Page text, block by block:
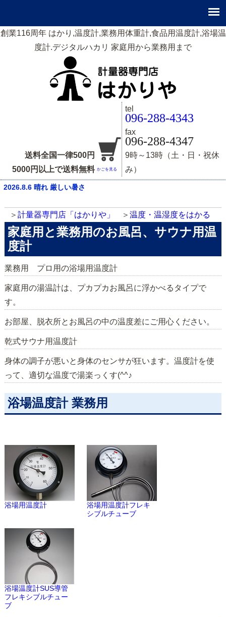
創業116周年 はかり,温度計,業務用体重計,食品用温度計,浴場温
度計.デジタルハカリ 家庭用から業務用まで
送料全国一律500円
5000円以上で送料無料 かごを見る
tel
096-288-4343
fax
096-288-4347
9時～13時（土・日・祝休
み）
2026.8.6 晴れ 厳しい暑さ
計量器専門店「はかりや」 温度・温湿度をはかる
家庭用と業務用のお風呂、サウナ用温
度計
業務用 プロ用の浴場用温度計
家庭用の湯温計は、プカプカお風呂に浮かべるタイプで
す。
お部屋、脱衣所とお風呂の中の温度差にご用心ください。
乾式サウナ用温度計
身体の調子が悪いと身体のセンサが狂います。温度計を使
って、適切な温度で湯楽っくす(^^♪
浴場温度計 業務用
浴場用温度計
浴場用温度計フレキ
シブルチューブ
浴場温度計SUS導管
フレキシブルチュー
ブ